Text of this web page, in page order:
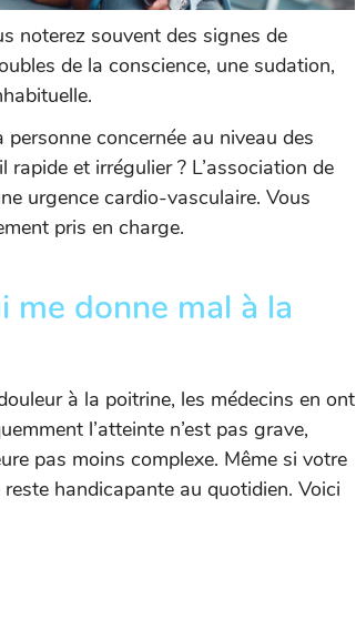
noterez souvent des signes de
de la conscience, une sudation,
concernée au niveau des
et irrégulier ? L’association de
urgence cardio-vasculaire. Vous
pris en charge.
me donne mal à la
à la poitrine, les médecins en ont
l’atteinte n’est pas grave,
pas moins complexe. Même si votre
handicapante au quotidien. Voici